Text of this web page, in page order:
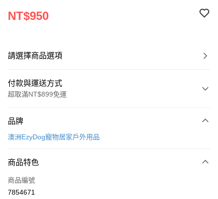
NT$950
請選擇商品選項
付款與運送方式
超取滿NT$899免運
信用卡一次付款
LINE Pay
Apple Pay
品牌
澳洲EzyDog寵物居家戶外用品
商品特色
商品編號
7854671